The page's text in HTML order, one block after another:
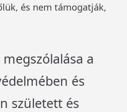
és nem támogatják,
a
és
született és